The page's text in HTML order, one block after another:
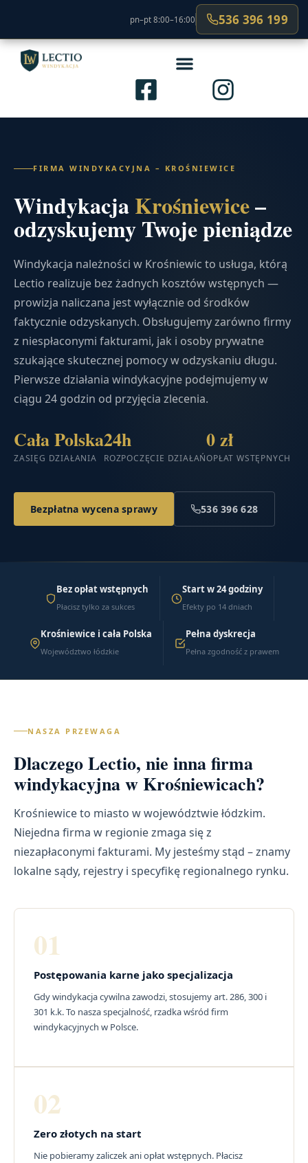
pn–pt 8:00–16:00 536 396 199
FIRMA WINDYKACYJNA – KROŚNIEWICE
WindykacjaKrośniewice–
odzyskujemy Twoje pieniądze
Windykacja należności w Krośniewic to usługa, którą
Lectio realizuje bez żadnych kosztów wstępnych —
prowizja naliczana jest wyłącznie od środków
faktycznie odzyskanych. Obsługujemy zarówno firmy
z niespłaconymi fakturami, jak i osoby prywatne
szukające skutecznej pomocy w odzyskaniu długu.
Pierwsze działania windykacyjne podejmujemy w
ciągu 24 godzin od przyjęcia zlecenia.
Cała Polska
ZASIĘG DZIAŁANIA
24h
ROZPOCZĘCIE DZIAŁAŃ
0 zł
OPŁAT WSTĘPNYCH
Bezpłatna wycena sprawy 536 396 628
Bez opłat wstępnych
Płacisz tylko za sukces
Start w 24 godziny
Efekty po 14 dniach
Krośniewice i cała Polska
Województwo łódzkie
Pełna dyskrecja
Pełna zgodność z prawem
NASZA PRZEWAGA
Dlaczego Lectio, nie inna firma
windykacyjna w Krośniewicach?
Krośniewice to miasto w województwie łódzkim.
Niejedna firma w regionie zmaga się z
niezapłaconymi fakturami. My jesteśmy stąd – znamy
lokalne sądy, rejestry i specyfikę regionalnego rynku.
01
Postępowania karne jako specjalizacja
Gdy windykacja cywilna zawodzi, stosujemy art. 286, 300 i
301 k.k. To nasza specjalność, rzadka wśród firm
windykacyjnych w Polsce.
02
Zero złotych na start
Nie pobieramy zaliczek ani opłat wstępnych. Płacisz